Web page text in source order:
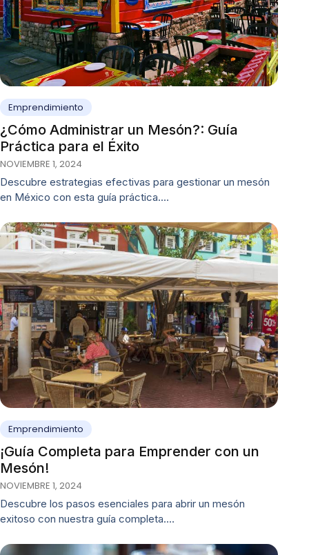
Emprendimiento
¿Cómo Administrar un Mesón?: Guía
Práctica para el Éxito
NOVIEMBRE 1, 2024
Descubre estrategias efectivas para gestionar un mesón
en México con esta guía práctica.…
Emprendimiento
¡Guía Completa para Emprender con un
Mesón!
NOVIEMBRE 1, 2024
Descubre los pasos esenciales para abrir un mesón
exitoso con nuestra guía completa.…